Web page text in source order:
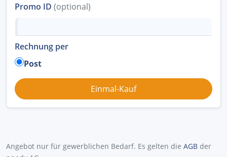
Promo ID (optional)
Rechnung per
Post
Angebot nur für gewerblichen Bedarf. Es gelten die AGB der